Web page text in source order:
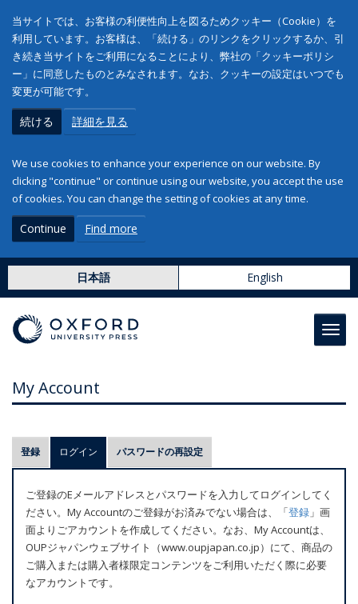
当サイトでは、お客様の利便性向上を図るためクッキー（Cookie）を
利用しています。お客様は、「続ける」のリンクをクリックするか、引
き続き当サイトをご利用になることにより、弊社の「クッキーポリシ
ー」に同意したものとみなされます。なお、クッキーの設定はいつでも
変更が可能です。
続ける 詳細を見る
We use cookies to enhance your experience on our website. By
clicking "continue" or continue using our website, you accept the use
of cookies. You can change the setting of cookies at any time.
Continue Find more
日本語 English
My Account
プ
ラ
マ
リ
ー
タ
ブ
登録 ログイン (アクティブなタブ)
パスワードの再設定
ご登録のEメールアドレスとパスワードを入力してログインしてく
ださい。My Accountのご登録がお済みでない場合は、「登録 」画
面よりごアカウントを作成してください。なお、My Accountは、
OUPジャパンウェブサイト（www.oupjapan.co.jp）にて、商品の
ご購入または購入者様限定コンテンツをご利用いただく際に必要
なアカウントです。